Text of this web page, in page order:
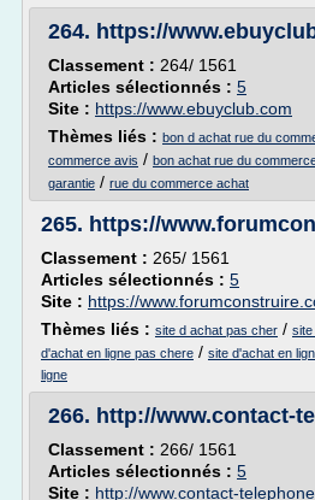
264. https://
Classement : 264/ 1561
Articles sélectionnés : 5
Site : https://www.ebuyclub.com
Thèmes liés : bon d achat rue du
commerce avis / bon achat rue du
garantie / rue du commerce achat
265. https://
Classement : 265/ 1561
Articles sélectionnés : 5
Site : https://
Thèmes liés : site d achat pas cher / site
d'achat en ligne pas chere / site d'achat en
ligne
266. http://www.contact-
Classement : 266/ 1561
Articles sélectionnés : 5
Site : http://www.contact-